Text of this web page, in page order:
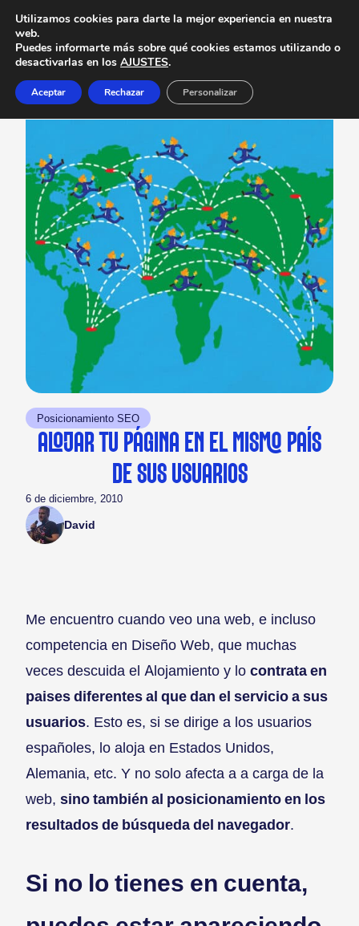
Posicionamiento SEO
ALOJAR TU PÁGINA EN EL MISMO PAÍS
DE SUS USUARIOS
6 de diciembre, 2010
David
Me encuentro cuando veo una web, e incluso
competencia en Diseño Web, que muchas
veces descuida el Alojamiento y lo contrata en
paises diferentes al que dan el servicio a sus
usuarios. Esto es, si se dirige a los usuarios
españoles, lo aloja en Estados Unidos,
Alemania, etc. Y no solo afecta a a carga de la
web, sino también al posicionamiento en los
resultados de búsqueda del navegador.
Si no lo tienes en cuenta,
Utilizamos cookies para darte la mejor experiencia en nuestra
web.
Puedes informarte más sobre qué cookies estamos utilizando o
desactivarlas en los AJUSTES.
Aceptar Rechazar Personalizar